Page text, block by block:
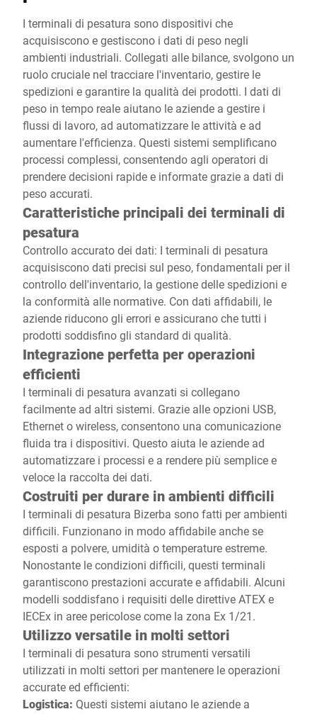
I terminali di pesatura sono dispositivi che
acquisiscono e gestiscono i dati di peso negli
ambienti industriali. Collegati alle bilance, svolgono un
ruolo cruciale nel tracciare l'inventario, gestire le
spedizioni e garantire la qualità dei prodotti. I dati di
peso in tempo reale aiutano le aziende a gestire i
flussi di lavoro, ad automatizzare le attività e ad
aumentare l'efficienza. Questi sistemi semplificano
processi complessi, consentendo agli operatori di
prendere decisioni rapide e informate grazie a dati di
peso accurati.
Caratteristiche principali dei terminali di
pesatura
Controllo accurato dei dati: I terminali di pesatura
acquisiscono dati precisi sul peso, fondamentali per il
controllo dell'inventario, la gestione delle spedizioni e
la conformità alle normative. Con dati affidabili, le
aziende riducono gli errori e assicurano che tutti i
prodotti soddisfino gli standard di qualità.
Integrazione perfetta per operazioni
efficienti
I terminali di pesatura avanzati si collegano
facilmente ad altri sistemi. Grazie alle opzioni USB,
Ethernet o wireless, consentono una comunicazione
fluida tra i dispositivi. Questo aiuta le aziende ad
automatizzare i processi e a rendere più semplice e
veloce la raccolta dei dati.
Costruiti per durare in ambienti difficili
I terminali di pesatura Bizerba sono fatti per ambienti
difficili. Funzionano in modo affidabile anche se
esposti a polvere, umidità o temperature estreme.
Nonostante le condizioni difficili, questi terminali
garantiscono prestazioni accurate e affidabili. Alcuni
modelli soddisfano i requisiti delle direttive ATEX e
IECEx in aree pericolose come la zona Ex 1/21.
Utilizzo versatile in molti settori
I terminali di pesatura sono strumenti versatili
utilizzati in molti settori per mantenere le operazioni
accurate ed efficienti:
Logistica: Questi sistemi aiutano le aziende a